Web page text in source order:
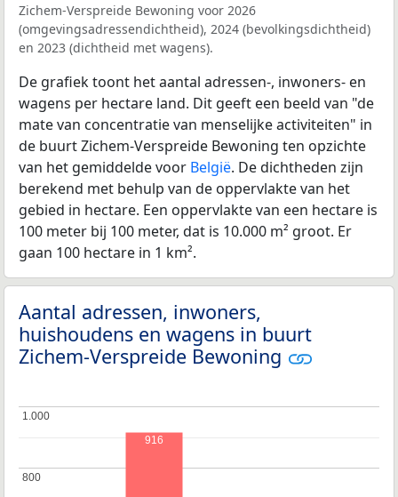
Zichem-Verspreide Bewoning voor 2026
(omgevingsadressendichtheid), 2024 (bevolkingsdichtheid)
en 2023 (dichtheid met wagens).
De grafiek toont het aantal adressen-, inwoners- en
wagens per hectare land. Dit geeft een beeld van "de
mate van concentratie van menselijke activiteiten" in
de buurt Zichem-Verspreide Bewoning ten opzichte
van het gemiddelde voor België. De dichtheden zijn
berekend met behulp van de oppervlakte van het
gebied in hectare. Een oppervlakte van een hectare is
100 meter bij 100 meter, dat is 10.000 m² groot. Er
gaan 100 hectare in 1 km².
Aantal adressen, inwoners,
huishoudens en wagens in buurt
Zichem-Verspreide Bewoning
800
800
1.000
1.000
916